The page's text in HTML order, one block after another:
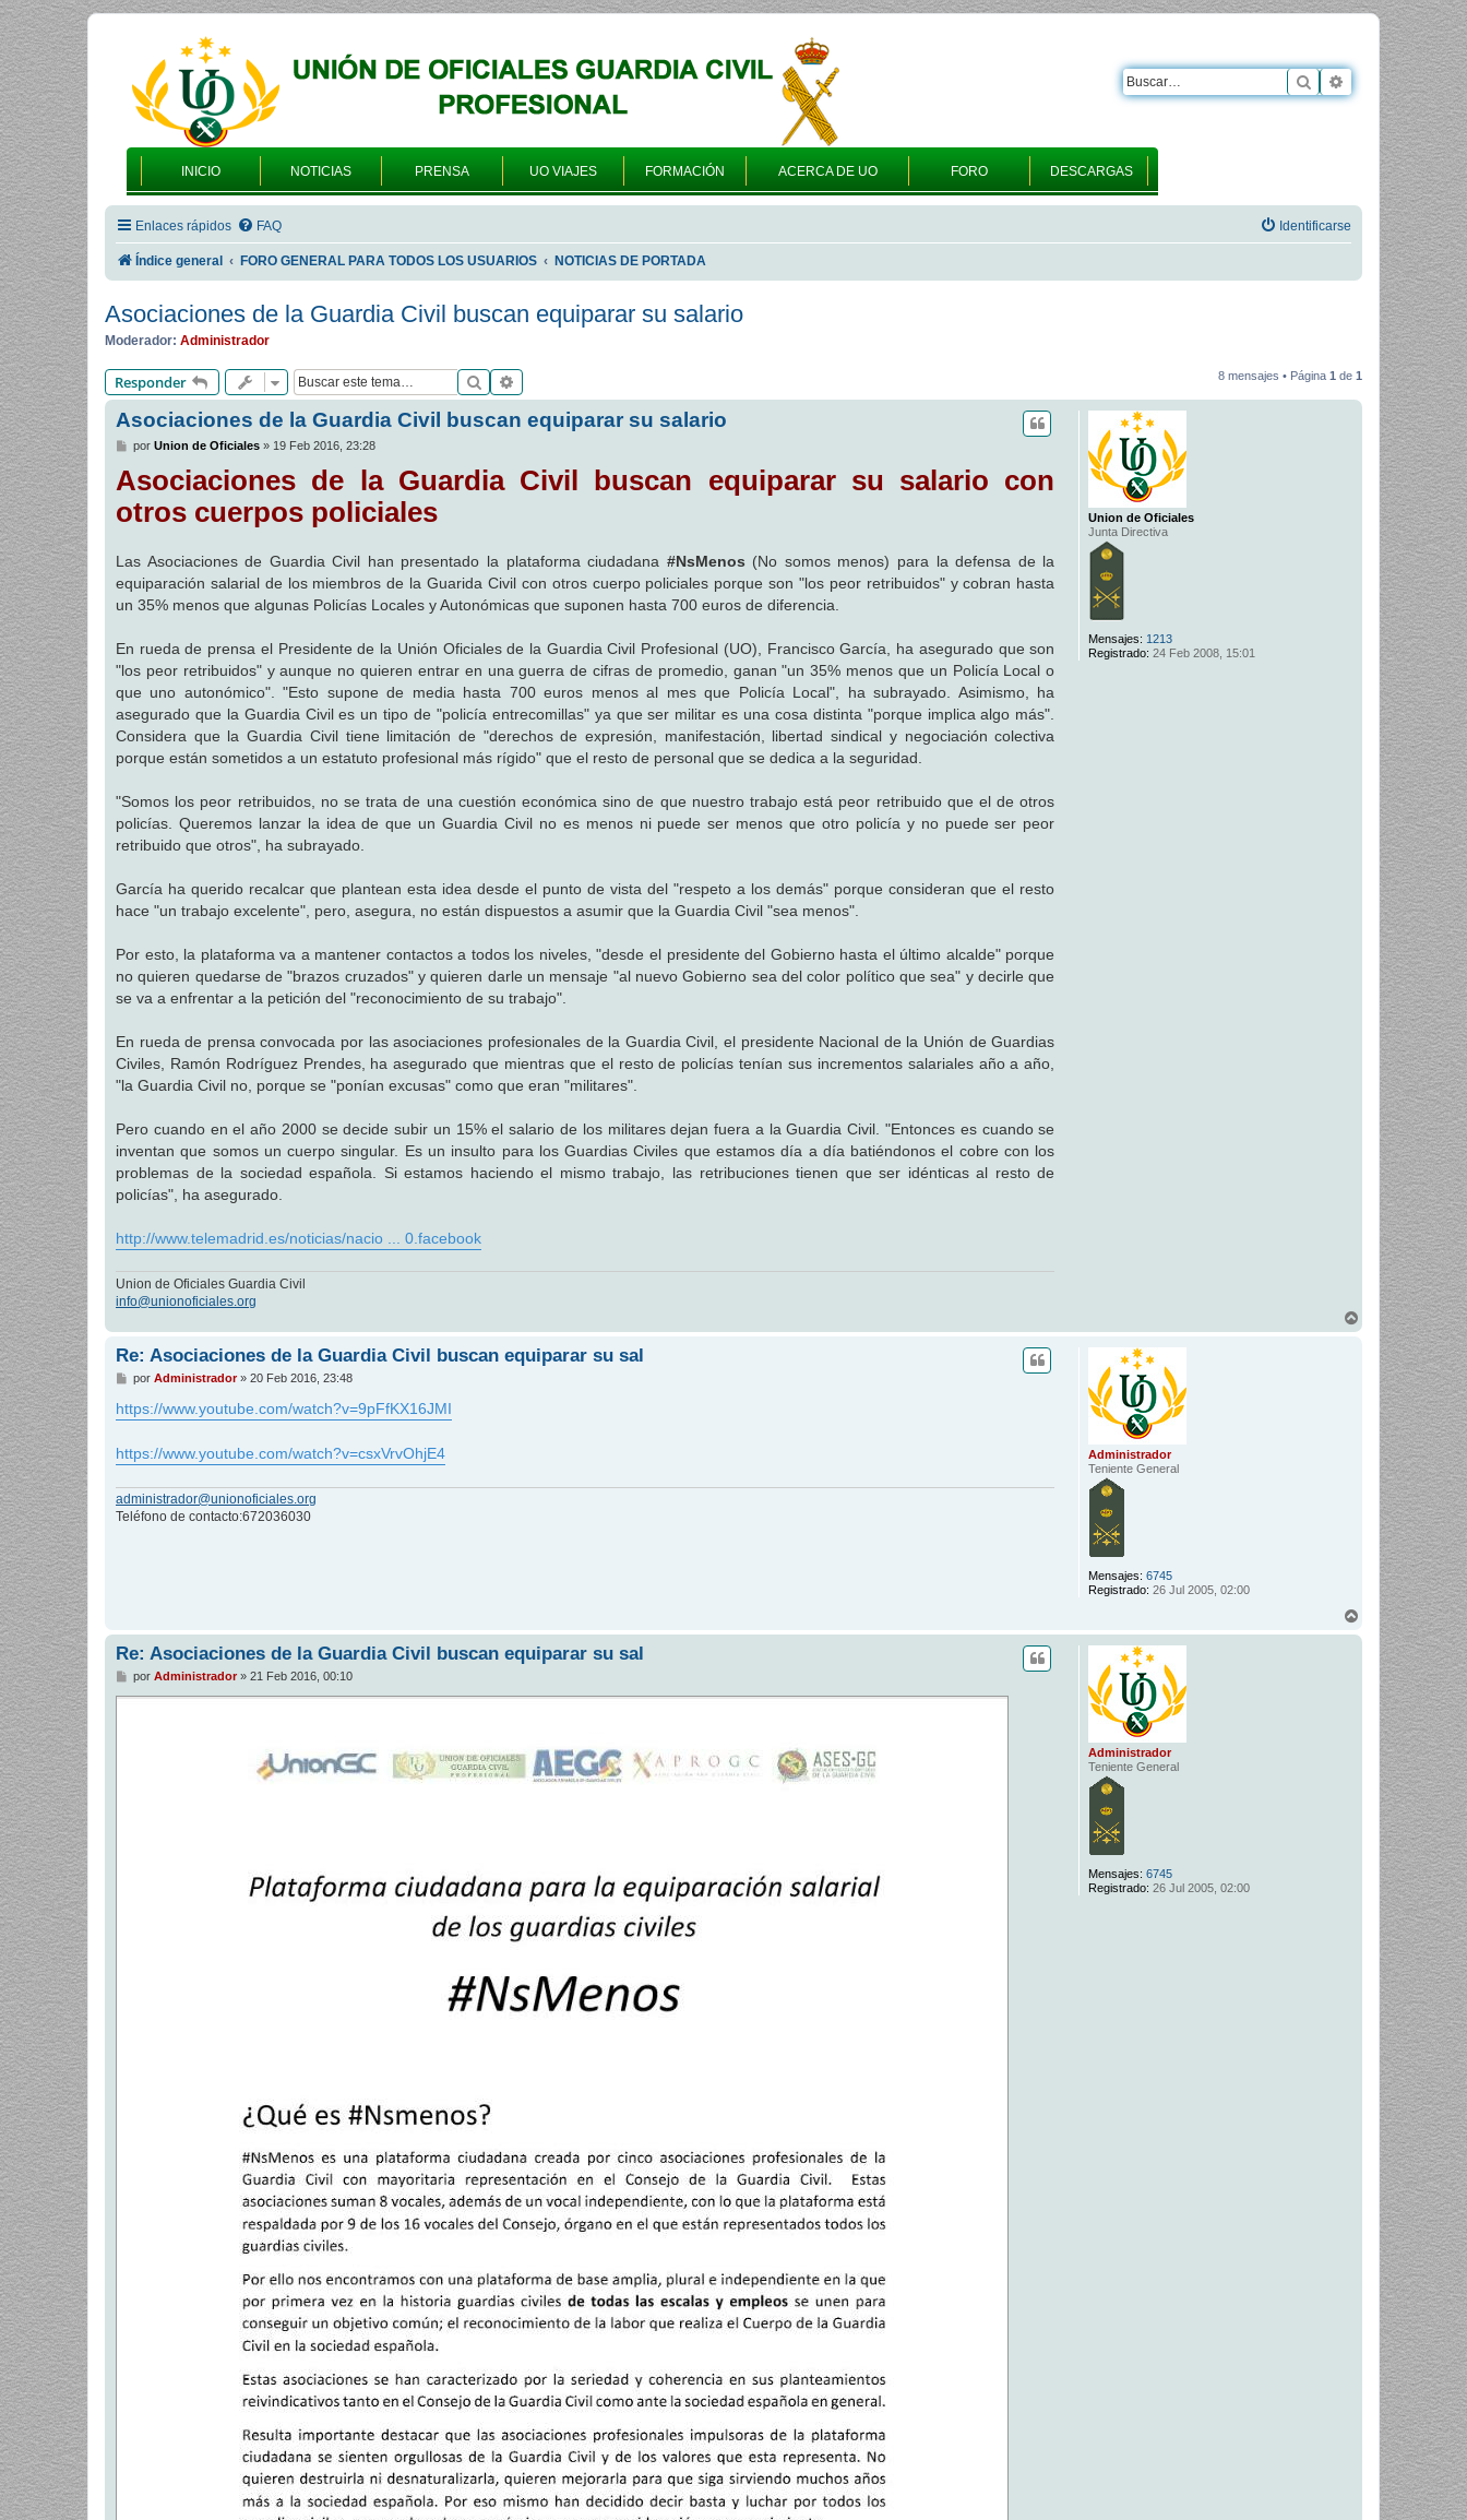
INICIO NOTICIAS PRENSA UO VIAJES FORMACIÓN ACERCA DE UO FORO DESCARGAS
Buscar Búsqueda
Enlaces rápidos FAQ Identificarse
Índice general FORO GENERAL PARA TODOS LOS USUARIOS NOTICIAS DE PORTADA
Asociaciones de la Guardia Civil buscan equiparar su salario
Moderador: Administrador
Responder Buscar 8 mensajes • Página 1 de 1
Union de Oficiales
Junta Directiva
Mensajes: 1213
Registrado: 24 Feb 2008, 15:01
Asociaciones de la Guardia Civil buscan equiparar su salario
M
n
s
j
por Union de Oficiales» 19 Feb 2016, 23:28
Asociaciones de la Guardia Civil buscan equiparar su salario con
otros cuerpos policiales
Las Asociaciones de Guardia Civil han presentado la plataforma ciudadana #NsMenos (No somos menos) para la defensa de la
equiparación salarial de los miembros de la Guarida Civil con otros cuerpo policiales porque son "los peor retribuidos" y cobran hasta
un 35% menos que algunas Policías Locales y Autonómicas que suponen hasta 700 euros de diferencia.
En rueda de prensa el Presidente de la Unión Oficiales de la Guardia Civil Profesional (UO), Francisco García, ha asegurado que son
"los peor retribuidos" y aunque no quieren entrar en una guerra de cifras de promedio, ganan "un 35% menos que un Policía Local o
que uno autonómico". "Esto supone de media hasta 700 euros menos al mes que Policía Local", ha subrayado. Asimismo, ha
asegurado que la Guardia Civil es un tipo de "policía entrecomillas" ya que ser militar es una cosa distinta "porque implica algo más".
Considera que la Guardia Civil tiene limitación de "derechos de expresión, manifestación, libertad sindical y negociación colectiva
porque están sometidos a un estatuto profesional más rígido" que el resto de personal que se dedica a la seguridad.
"Somos los peor retribuidos, no se trata de una cuestión económica sino de que nuestro trabajo está peor retribuido que el de otros
policías. Queremos lanzar la idea de que un Guardia Civil no es menos ni puede ser menos que otro policía y no puede ser peor
retribuido que otros", ha subrayado.
García ha querido recalcar que plantean esta idea desde el punto de vista del "respeto a los demás" porque consideran que el resto
hace "un trabajo excelente", pero, asegura, no están dispuestos a asumir que la Guardia Civil "sea menos".
Por esto, la plataforma va a mantener contactos a todos los niveles, "desde el presidente del Gobierno hasta el último alcalde" porque
no quieren quedarse de "brazos cruzados" y quieren darle un mensaje "al nuevo Gobierno sea del color político que sea" y decirle que
se va a enfrentar a la petición del "reconocimiento de su trabajo".
En rueda de prensa convocada por las asociaciones profesionales de la Guardia Civil, el presidente Nacional de la Unión de Guardias
Civiles, Ramón Rodríguez Prendes, ha asegurado que mientras que el resto de policías tenían sus incrementos salariales año a año,
"la Guardia Civil no, porque se "ponían excusas" como que eran "militares".
Pero cuando en el año 2000 se decide subir un 15% el salario de los militares dejan fuera a la Guardia Civil. "Entonces es cuando se
inventan que somos un cuerpo singular. Es un insulto para los Guardias Civiles que estamos día a día batiéndonos el cobre con los
problemas de la sociedad española. Si estamos haciendo el mismo trabajo, las retribuciones tienen que ser idénticas al resto de
policías", ha asegurado.
http://www.telemadrid.es/noticias/nacio ... 0.facebook
Union de Oficiales Guardia Civil
info@unionoficiales.org
r
Administrador
Teniente General
Mensajes: 6745
Registrado: 26 Jul 2005, 02:00
Re: Asociaciones de la Guardia Civil buscan equiparar su sal
M
n
s
j
e
por Administrador» 20 Feb 2016, 23:48
https://www.youtube.com/watch?v=9pFfKX16JMI
https://www.youtube.com/watch?v=csxVrvOhjE4
administrador@unionoficiales.org
Teléfono de contacto:672036030
Administrador
Teniente General
Mensajes: 6745
Registrado: 26 Jul 2005, 02:00
Re: Asociaciones de la Guardia Civil buscan equiparar su sal
M
por Administrador» 21 Feb 2016, 00:10